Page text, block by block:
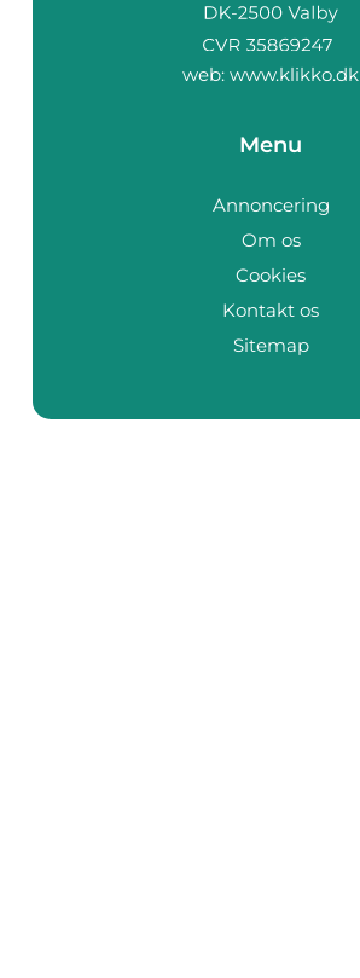
web: www.klikko.dk
Menu
Annoncering
Om os
Cookies
Kontakt os
Sitemap